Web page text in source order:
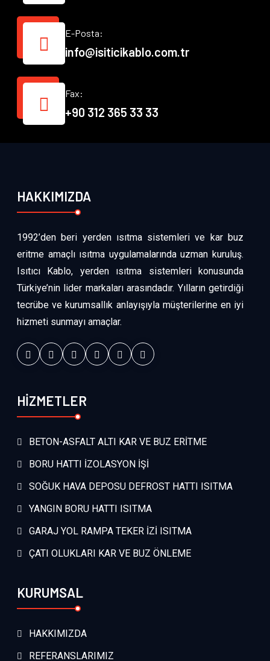
E-Posta:
info@isiticikablo.com.tr
Fax:
+90 312 365 33 33
HAKKIMIZDA
1992’den beri yerden ısıtma sistemleri ve kar buz
eritme amaçlı ısıtma uygulamalarında uzman kuruluş.
Isıtıcı Kablo, yerden ısıtma sistemleri konusunda
Türkiye’nin lider markaları arasındadır. Yılların getirdiği
tecrübe ve kurumsallık anlayışıyla müşterilerine en iyi
hizmeti sunmayı amaçlar.
HİZMETLER
BETON-ASFALT ALTI KAR VE BUZ ERİTME
BORU HATTI İZOLASYON İŞİ
SOĞUK HAVA DEPOSU DEFROST HATTI ISITMA
YANGIN BORU HATTI ISITMA
GARAJ YOL RAMPA TEKER İZİ ISITMA
ÇATI OLUKLARI KAR VE BUZ ÖNLEME
KURUMSAL
HAKKIMIZDA
REFERANSLARIMIZ